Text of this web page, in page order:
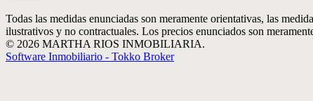
Todas las medidas enunciadas son meramente orientativas, las
ilustrativos y no contractuales. Los precios enunciados son
© 2026 MARTHA RIOS INMOBILIARIA.
Software Inmobiliario - Tokko Broker